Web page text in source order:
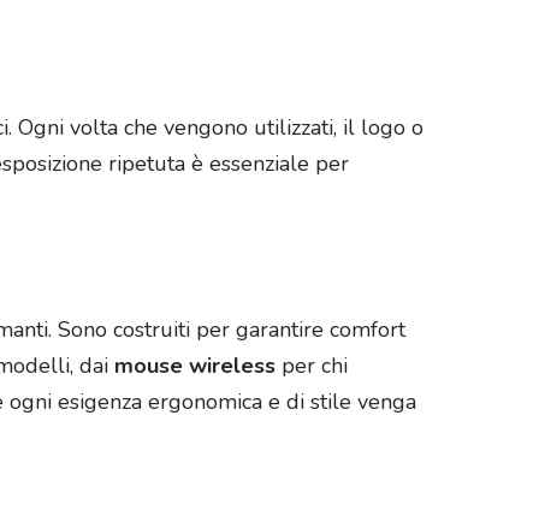
Ogni volta che vengono utilizzati, il logo o
ripetuta è essenziale per
Sono costruiti per garantire comfort
dai mouse wireless per chi
esigenza ergonomica e di stile venga